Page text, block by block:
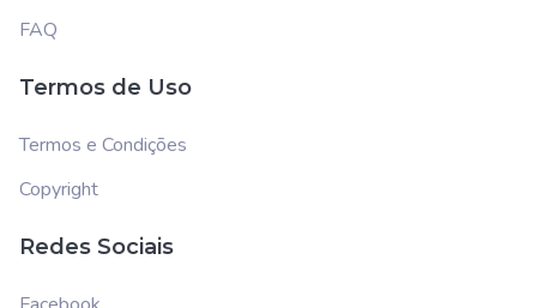
FAQ
Termos de Uso
Termos e Condições
Copyright
Redes Sociais